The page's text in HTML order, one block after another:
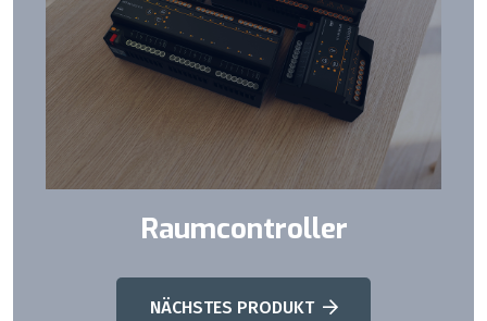
Raumcontroller
NÄCHSTES PRODUKT